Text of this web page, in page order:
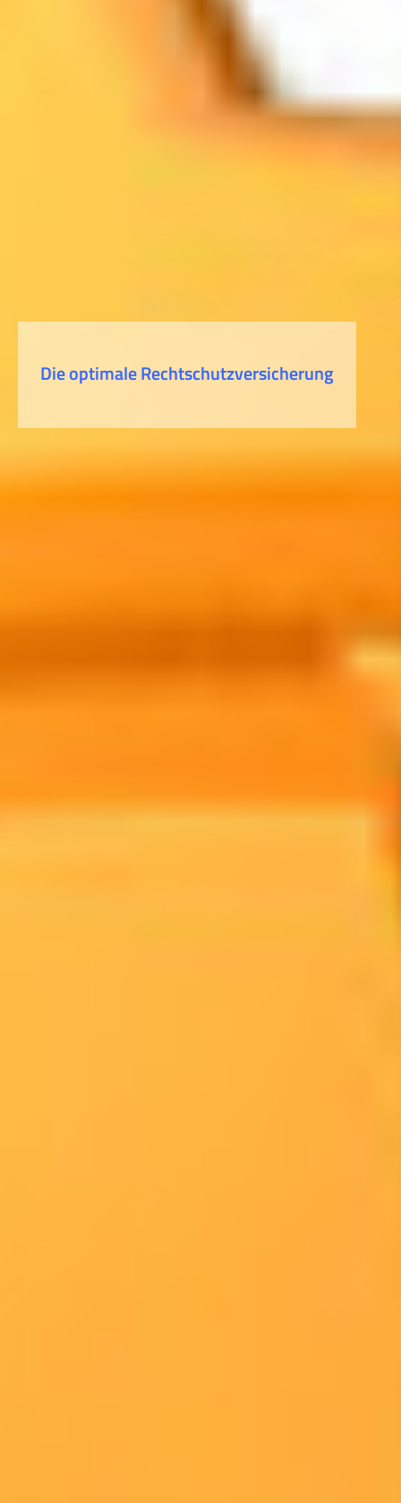
Die optimale Rechtschutzversicherung